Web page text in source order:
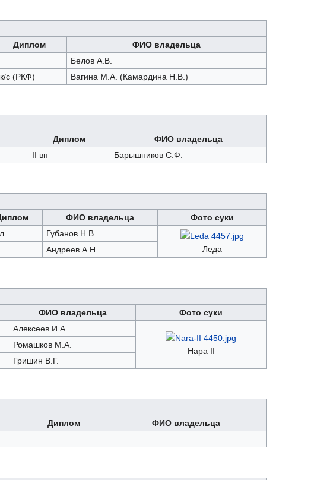
Диплом
ФИО владельца
Белов А.В.
с (РКФ) Вагина М.А. (Камардина Н.В.)
Диплом
ФИО владельца
II вп Барышников С.Ф.
ФИО владельца
Фото суки
Губанов Н.В.
Леда
Андреев А.Н.
ФИО владельца
Фото суки
Алексеев И.А.
Нара II
Ромашков М.А.
Гришин В.Г.
Диплом
ФИО владельца